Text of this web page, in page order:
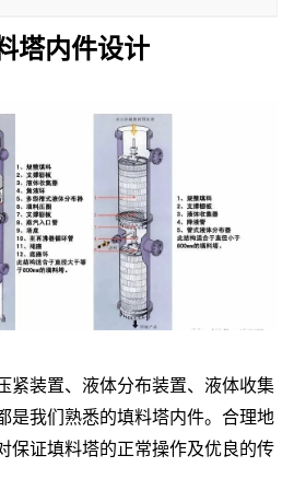
塔内件设计
紧装置、液体分布装置、液体收集
是我们熟悉的填料塔内件。合理地
保证填料塔的正常操作及优良的传